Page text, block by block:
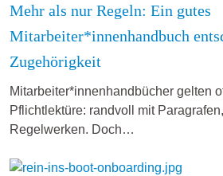
Mehr als nur Regeln: Ein gutes
Mitarbeiter*innenhandbuch
Zugehörigkeit
Mitarbeiter*innenhandbücher gelten
Pflichtlektüre: randvoll mit
Regelwerken. Doch…